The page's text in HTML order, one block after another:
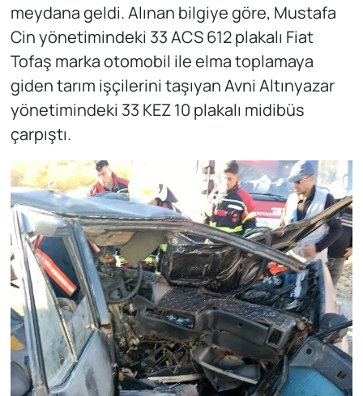
meydana geldi. Alınan bilgiye göre, Mustafa
Cin yönetimindeki 33 ACS 612 plakalı Fiat
Tofaş marka otomobil ile elma toplamaya
giden tarım işçilerini taşıyan Avni Altınyazar
yönetimindeki 33 KEZ 10 plakalı midibüs
çarpıştı.